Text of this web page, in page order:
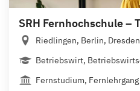
SRH Fernhochschule –
Riedlingen, Berlin,
Betriebswirt,
Fernstudium, Fernlehrgang